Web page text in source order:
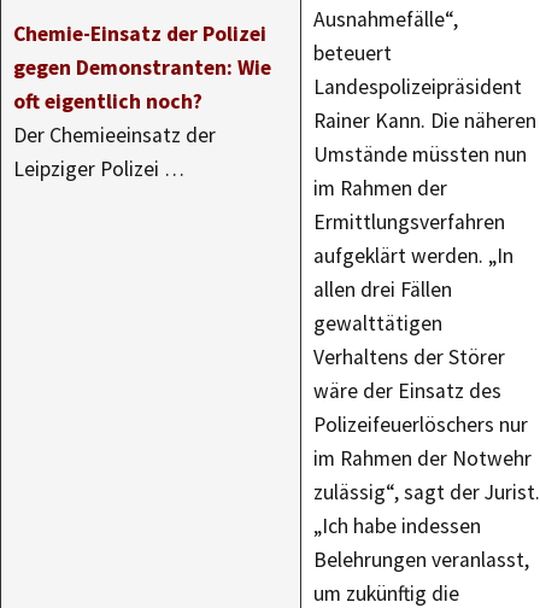
Chemie-Einsatz der Polizei
gegen Demonstranten: Wie
oft eigentlich noch?
Der Chemieeinsatz der
Leipziger Polizei …
Ausnahmefälle“,
beteuert
Landespolizeipräsident
Rainer Kann. Die näheren
Umstände müssten nun
im Rahmen der
Ermittlungsverfahren
aufgeklärt werden. „In
allen drei Fällen
gewalttätigen
Verhaltens der Störer
wäre der Einsatz des
Polizeifeuerlöschers nur
im Rahmen der Notwehr
zulässig“, sagt der Jurist.
„Ich habe indessen
Belehrungen veranlasst,
um zukünftig die